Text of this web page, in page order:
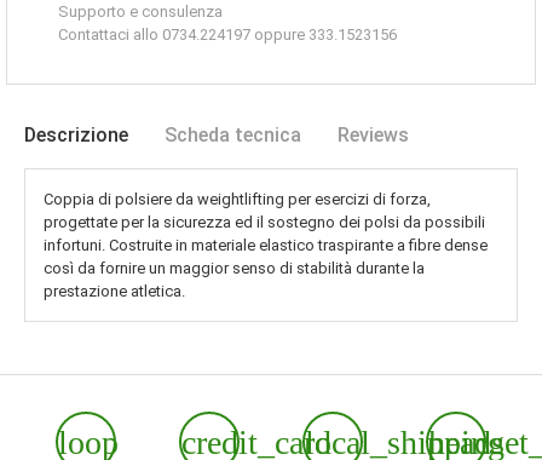
Supporto e consulenza
Contattaci allo 0734.224197 oppure 333.1523156
Descrizione Scheda tecnica Reviews
Coppia di polsiere da weightlifting per esercizi di forza,
progettate per la sicurezza ed il sostegno dei polsi da possibili
infortuni. Costruite in materiale elastico traspirante a fibre dense
così da fornire un maggior senso di stabilità durante la
prestazione atletica.
loop credit_cardlocal_shipping